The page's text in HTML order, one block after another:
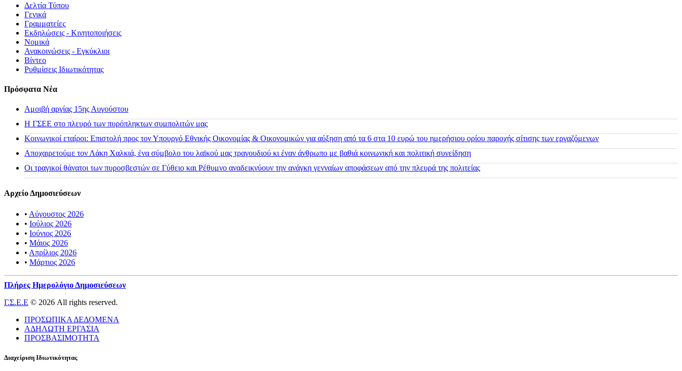
Δελτία Τύπου
Γενικά
Γραμματείες
Εκδηλώσεις - Κινητοποιήσεις
Νομικά
Ανακοινώσεις - Εγκύκλιοι
Βίντεο
Ρυθμίσεις Ιδιωτικότητας
Πρόσφατα Νέα
Αμοιβή αργίας 15ης Αυγούστου
H ΓΣΕΕ στο πλευρό των πυρόπληκτων συμπολιτών μας
Κοινωνικοί εταίροι: Επιστολή προς τον Υπουργό Εθνικής Οικονομίας & Οικονομικών για αύξηση από τα 6 στα 10 ευρώ του ημερήσιου ορίου παροχής σίτισης των εργαζόμενων
Αποχαιρετούμε τον Λάκη Χαλκιά, ένα σύμβολο του λαϊκού μας τραγουδιού κι έναν άνθρωπο με βαθιά κοινωνική και πολιτική συνείδηση
Οι τραγικοί θάνατοι των πυροσβεστών σε Γύθειο και Ρέθυμνο αναδεικνύουν την ανάγκη γενναίων αποφάσεων από την πλευρά της πολιτείας
Αρχείο Δημοσιεύσεων
• Αύγουστος 2026
• Ιούλιος 2026
• Ιούνιος 2026
• Μάιος 2026
• Απρίλιος 2026
• Μάρτιος 2026
Πλήρες Ημερολόγιο Δημοσιεύσεων
Γ.Σ.Ε.Ε © 2026 All rights reserved.
ΠΡΟΣΩΠΙΚΑ ΔΕΔΟΜΕΝΑ
ΑΔΗΛΩΤΗ ΕΡΓΑΣΙΑ
ΠΡΟΣΒΑΣΙΜΟΤΗΤΑ
Διαχείριση Ιδιωτικότητας